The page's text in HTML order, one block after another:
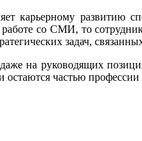
карьерному развитию
работе со СМИ, то
задач,
на руководящих
частью профессии